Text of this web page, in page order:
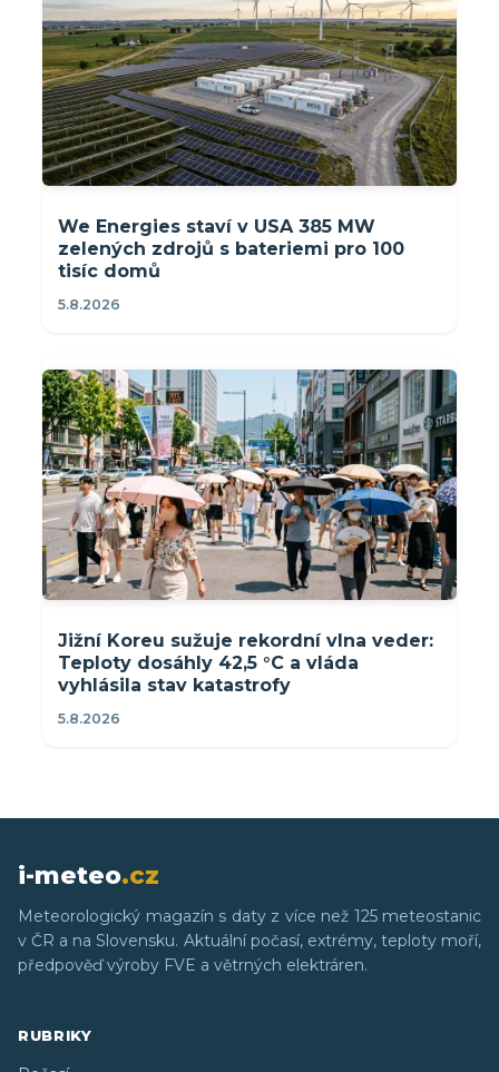
We Energies staví v USA 385 MW
zelených zdrojů s bateriemi pro 100
tisíc domů
5.8.2026
Jižní Koreu sužuje rekordní vlna veder:
Teploty dosáhly 42,5 °C a vláda
vyhlásila stav katastrofy
5.8.2026
i-meteo.cz
Meteorologický magazín s daty z více než 125 meteostanic
v ČR a na Slovensku. Aktuální počasí, extrémy, teploty moří,
předpověď výroby FVE a větrných elektráren.
RUBRIKY